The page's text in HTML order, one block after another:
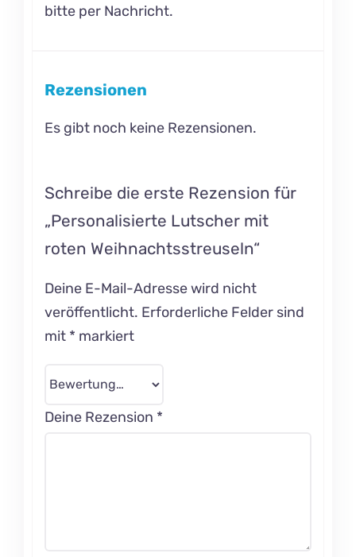
bitte per Nachricht.
Rezensionen
Es gibt noch keine Rezensionen.
Schreibe die erste Rezension für
„Personalisierte Lutscher mit
roten Weihnachtsstreuseln“
Deine E-Mail-Adresse wird nicht
veröffentlicht. Erforderliche Felder sind
mit * markiert
Deine Rezension *